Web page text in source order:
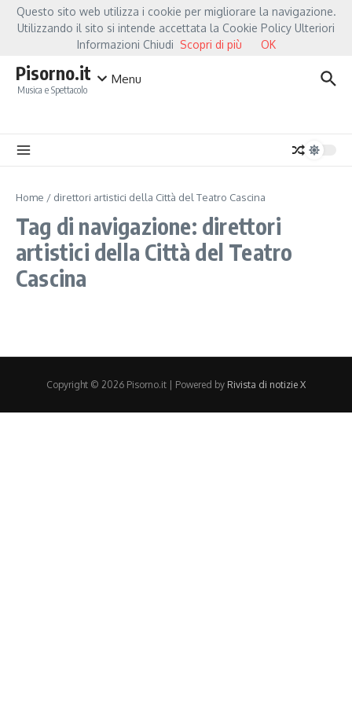
Salta al contenuto
Hot NewsFiorella Mannoia, a Capannori nasce “Anime Salve”: la data zero è
Pisorno.it
Musica e Spettacolo
Menu
Home / direttori artistici della Città del Teatro Cascina
Tag di navigazione: direttori
artistici della Città del Teatro
Cascina
Copyright © 2026 Pisorno.it | Powered by Rivista di notizie X
Questo sito web utilizza i cookie per migliorare la navigazione.
Utilizzando il sito si intende accettata la Cookie Policy Ulteriori
Informazioni Chiudi Scopri di più OK